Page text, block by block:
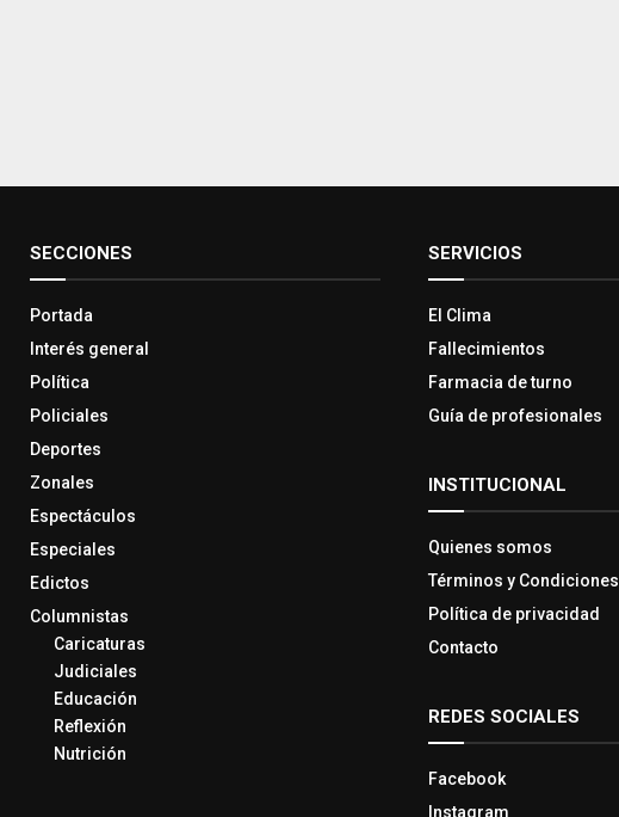
SECCIONES
Portada
Interés general
Política
Policiales
Deportes
Zonales
Espectáculos
Especiales
Edictos
Columnistas
Caricaturas
Judiciales
Educación
Reflexión
Nutrición
SERVICIOS
El Clima
Fallecimientos
Farmacia de turno
Guía de profesionales
INSTITUCIONAL
Quienes somos
Términos y Condiciones
Política de privacidad
Contacto
REDES SOCIALES
Facebook
Instagram